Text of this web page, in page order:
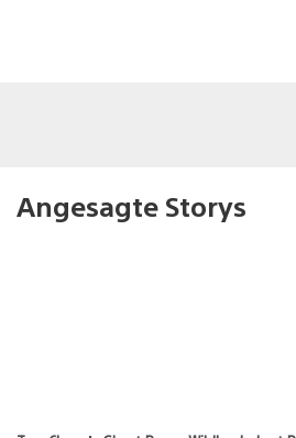
Angesagte Storys